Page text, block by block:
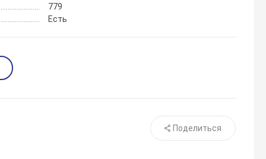
779
Есть
Поделиться